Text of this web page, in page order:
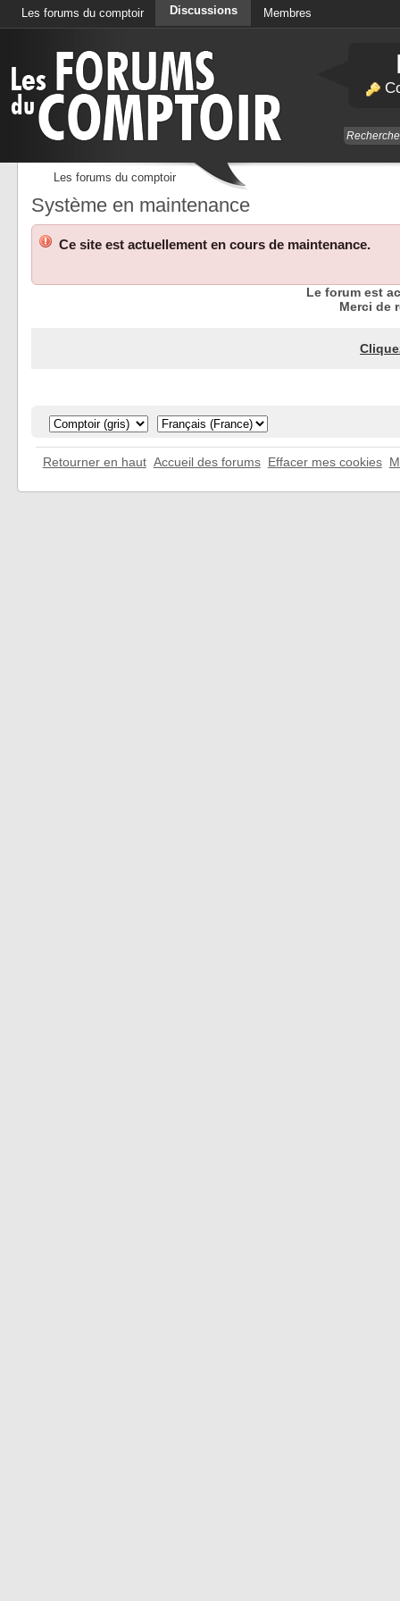
Les forums du comptoir Discussions Membres
Les forums du comptoir
Système en maintenance
Ce site est actuellement en cours de maintenance.
Le forum est
Merci de
Retourner en haut Accueil des forums Effacer mes cookies